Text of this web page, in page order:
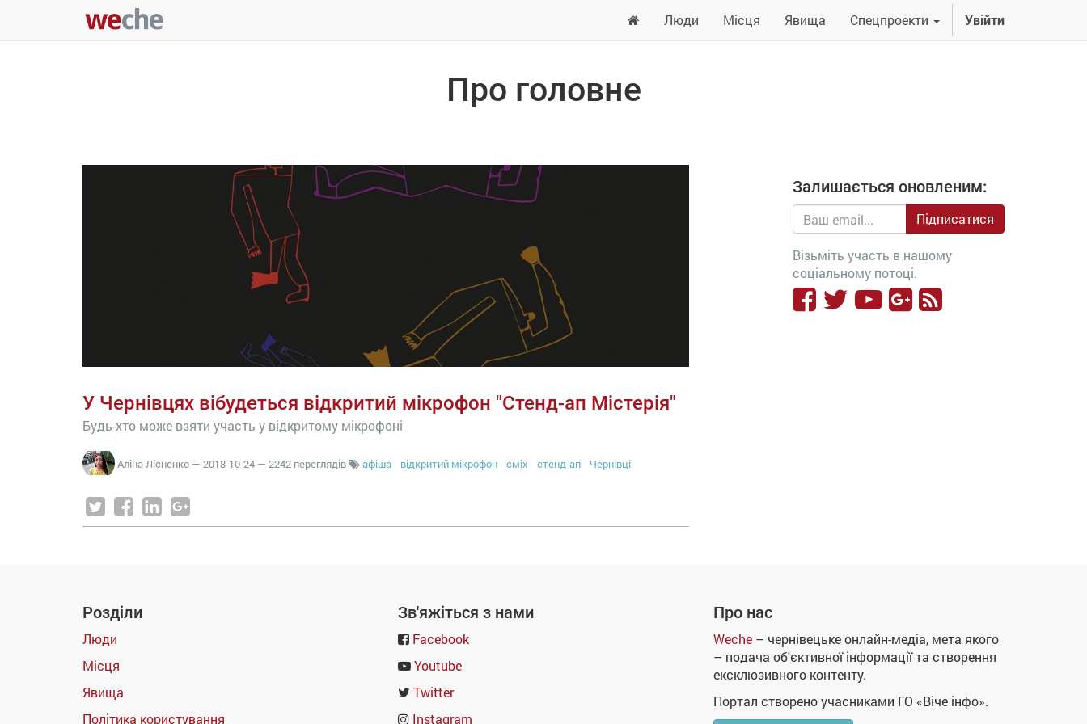
Люди Місця Явища Спецпроекти Увійти
Про головне
У Чернівцях вібудеться відкритий мікрофон "Стенд-ап Містерія"
Будь-хто може взяти участь у відкритому мікрофоні
Аліна Лісненко — 2018-10-24 — 2242 переглядів афіша відкритий мікрофон сміх стенд-ап Чернівці
Залишається оновленим:
Підписатися
Візьміть участь в нашому
соціальному потоці.
Розділи
Люди
Місця
Явища
Політика користування
Зв'яжіться з нами
Facebook
Youtube
Twitter
Instagram
Про нас
Weche – чернівецьке онлайн-медіа, мета якого
– подача об'єктивної інформації та створення
ексклюзивного контенту.
Портал створено учасниками ГО «Віче інфо».